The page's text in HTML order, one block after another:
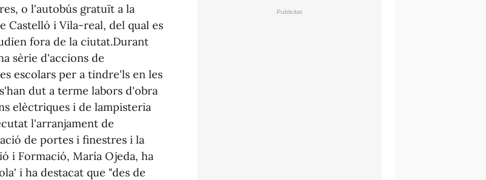
o l'autobús gratuït a la
Castelló i Vila-real, del qual es
fora de la ciutat.Durant
sèrie d'accions de
escolars per a tindre'ls en les
dut a terme labors d'obra
elèctriques i de lampisteria
l'arranjament de
de portes i finestres i la
i Formació, María Ojeda, ha
i ha destacat que "des de